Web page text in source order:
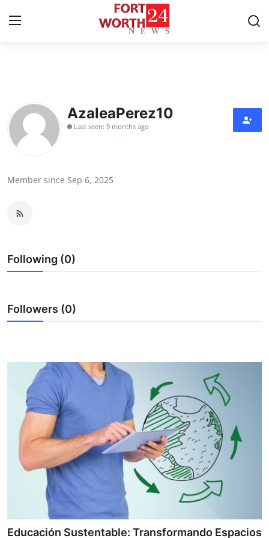
Contact
Press Release
Submit Press Release
Guest Posting
Crypto
Business
Finance
Tech
Real Estate
General
AzaleaPerez10
Last seen: 9 months ago
Member since Sep 6, 2025
Following (0)
Followers (0)
Educación Sustentable: Transformando Espacios